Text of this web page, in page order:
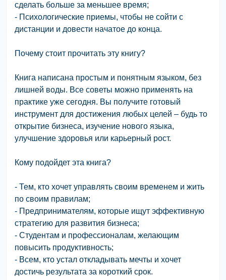
сделать больше за меньшее время;
- Психологические приемы, чтобы не сойти с
дистанции и довести начатое до конца.
Почему стоит прочитать эту книгу?
Книга написана простым и понятным языком, без
лишней воды. Все советы можно применять на
практике уже сегодня. Вы получите готовый
инструмент для достижения любых целей – будь то
открытие бизнеса, изучение нового языка,
улучшение здоровья или карьерный рост.
Кому подойдет эта книга?
- Тем, кто хочет управлять своим временем и жить
по своим правилам;
- Предпринимателям, которые ищут эффективную
стратегию для развития бизнеса;
- Студентам и профессионалам, желающим
повысить продуктивность;
- Всем, кто устал откладывать мечты и хочет
достичь результата за короткий срок.